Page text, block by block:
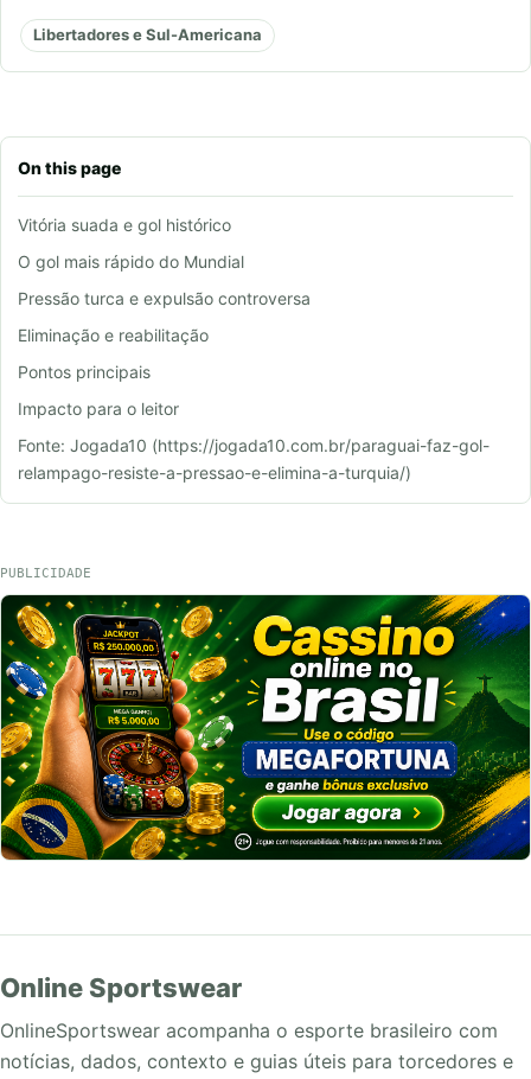
On this page
Vitória suada e gol histórico
O gol mais rápido do Mundial
Pressão turca e expulsão controversa
Eliminação e reabilitação
Pontos principais
Impacto para o leitor
Fonte: Jogada10 (https://jogada10.com.br/paraguai-faz-gol-
relampago-resiste-a-pressao-e-elimina-a-turquia/)
Libertadores e Sul-Americana
PUBLICIDADE
Online Sportswear
OnlineSportswear acompanha o esporte brasileiro com
notícias, dados, contexto e guias úteis para torcedores e